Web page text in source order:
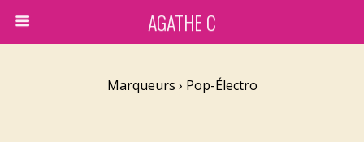
AGATHE C
Marqueurs › Pop-Électro